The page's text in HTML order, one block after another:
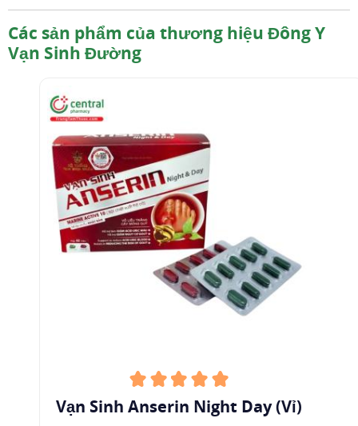
Các sản phẩm của thương hiệu Đông Y
Vạn Sinh Đường
Vạn Sinh Anserin Night Day (Vỉ)